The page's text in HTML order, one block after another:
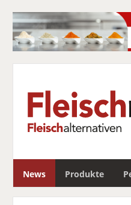
News Produkte